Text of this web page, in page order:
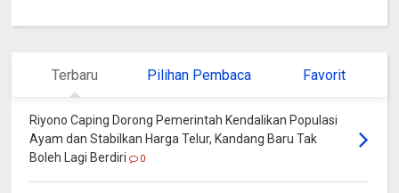
Terbaru Pilihan Pembaca Favorit
Riyono Caping Dorong Pemerintah Kendalikan Populasi
Ayam dan Stabilkan Harga Telur, Kandang Baru Tak
Boleh Lagi Berdiri
0